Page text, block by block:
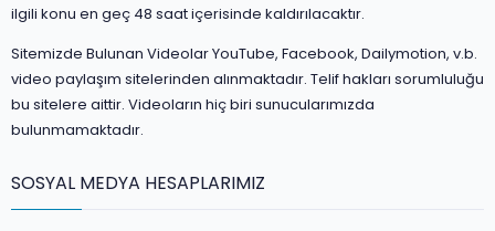
ilgili konu en geç 48 saat içerisinde kaldırılacaktır.
Sitemizde Bulunan Videolar YouTube, Facebook, Dailymotion, v.b.
video paylaşım sitelerinden alınmaktadır. Telif hakları sorumluluğu
bu sitelere aittir. Videoların hiç biri sunucularımızda
bulunmamaktadır.
SOSYAL MEDYA HESAPLARIMIZ